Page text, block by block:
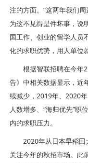
注的方面。“这两年我们
为这不见得是件坏事，说
国工作、创业的留学人员
化的求职优势，用人单位
根据智联招聘在今年2
告》中相关数据显示，近
续减少，2019年、2020
人数增多、“海归优先”职
内的求职压力。
2020年从日本早稻田
关注今年的秋招市场。此